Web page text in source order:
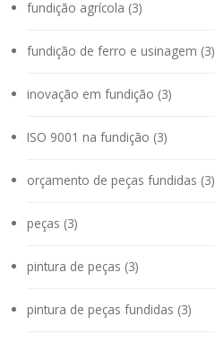
fundição agrícola (3)
fundição de ferro e usinagem (3)
inovação em fundição (3)
ISO 9001 na fundição (3)
orçamento de peças fundidas (3)
peças (3)
pintura de peças (3)
pintura de peças fundidas (3)